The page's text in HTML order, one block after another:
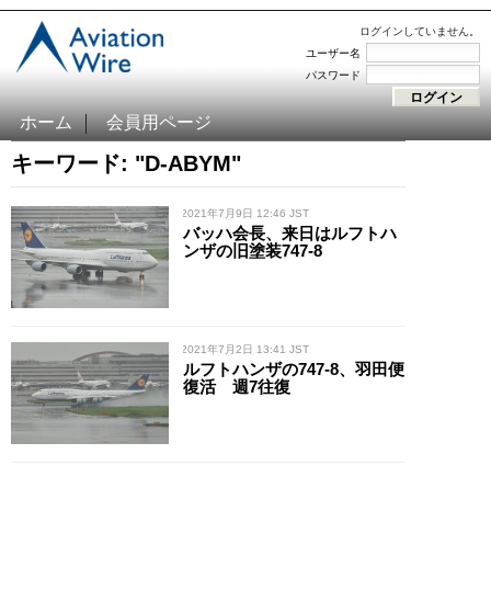
ログインしていません。
ユーザー名
パスワード
ホーム 会員用ページ
キーワード: "D-ABYM"
/ 2021年7月9日 12:46 JST
バッハ会長、来日はルフトハ
ンザの旧塗装747-8
/ 2021年7月2日 13:41 JST
ルフトハンザの747-8、羽田便
復活 週7往復